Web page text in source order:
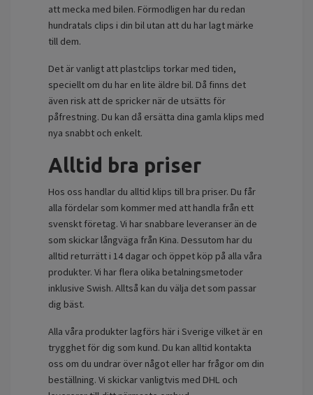
att mecka med bilen. Förmodligen har du redan
hundratals clips i din bil utan att du har lagt märke
till dem.
Det är vanligt att plastclips torkar med tiden,
speciellt om du har en lite äldre bil. Då finns det
även risk att de spricker när de utsätts för
påfrestning. Du kan då ersätta dina gamla klips med
nya snabbt och enkelt.
Alltid bra priser
Hos oss handlar du alltid klips till bra priser. Du får
alla fördelar som kommer med att handla från ett
svenskt företag. Vi har snabbare leveranser än de
som skickar långväga från Kina. Dessutom har du
alltid returrätt i 14 dagar och öppet köp på alla våra
produkter. Vi har flera olika betalningsmetoder
inklusive Swish. Alltså kan du välja det som passar
dig bäst.
Alla våra produkter lagförs här i Sverige vilket är en
trygghet för dig som kund. Du kan alltid kontakta
oss om du undrar över något eller har frågor om din
beställning. Vi skickar vanligtvis med DHL och